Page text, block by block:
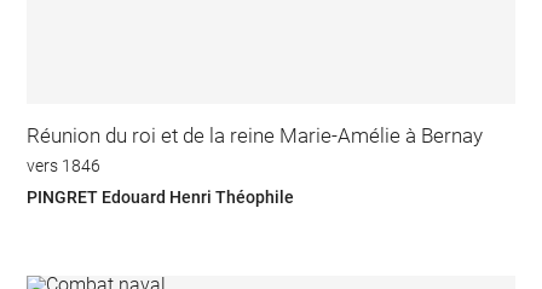
Réunion du roi et de la reine Marie-Amélie à Bernay
vers 1846
PINGRET Edouard Henri Théophile